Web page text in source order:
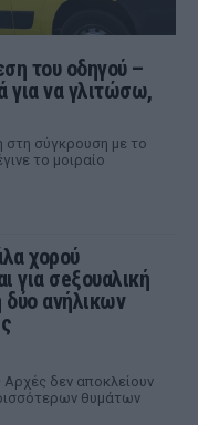
του οδηγού –
για να γλιτώσω,
σύγκρουση με το
το μοιραίο
χορού
για σeξουαλική
δύο ανήλικων
Αρχές δεν αποκλείουν
θυμάτων